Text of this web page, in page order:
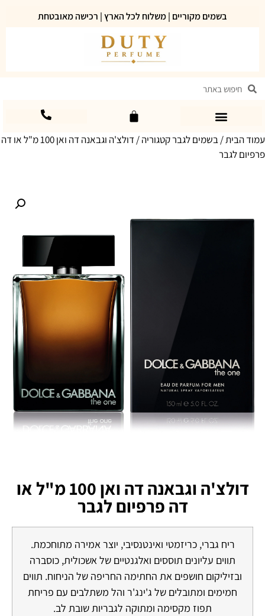
בשמים מקוריים | משלוח לכל הארץ | רכישה מאובטחת
עמוד הבית/בשמים לגבר קטגוריה
/ דולצ'ה וגבאנה דה ואן 100 מ"ל או דה
פרפיום לגבר
דולצ'ה וגבאנה דה ואן 100 מ"ל או
דה פרפיום לגבר
ריח גברי, כריזמטי ואינטנסיבי, יוצר אמירה מתוחכמת.
תווים עליונים תוססים ואלגנטיים של אשכולית, כוסברה
ובזיליקום חושפים את החתימה החריפה של הניחוח. תווים
חמימים ומתובלים של ג'ינג'ר והל משתלבים עם פריחת
תפוז מקסימה ומתוקה לגבריות שובת לב.